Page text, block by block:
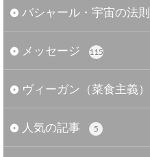
バシャール・宇宙の法則
メッセージ 115
ヴィーガン（菜食主義）
人気の記事 5